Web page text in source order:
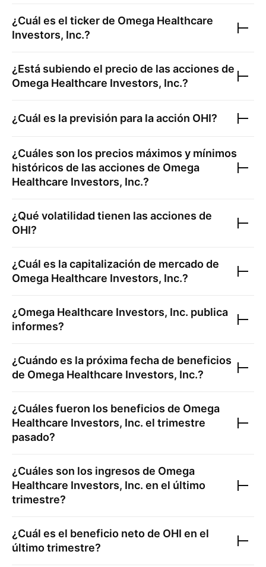
¿Cuál es el ticker de Omega Healthcare
Investors, Inc.?
¿Está subiendo el precio de las acciones de
Omega Healthcare Investors, Inc.?
¿Cuál es la previsión para la acción OHI?
¿Cuáles son los precios máximos y mínimos
históricos de las acciones de Omega
Healthcare Investors, Inc.?
¿Qué volatilidad tienen las acciones de
OHI?
¿Cuál es la capitalización de mercado de
Omega Healthcare Investors, Inc.?
¿Omega Healthcare Investors, Inc. publica
informes?
¿Cuándo es la próxima fecha de beneficios
de Omega Healthcare Investors, Inc.?
¿Cuáles fueron los beneficios de Omega
Healthcare Investors, Inc. el trimestre
pasado?
¿Cuáles son los ingresos de Omega
Healthcare Investors, Inc. en el último
trimestre?
¿Cuál es el beneficio neto de OHI en el
último trimestre?